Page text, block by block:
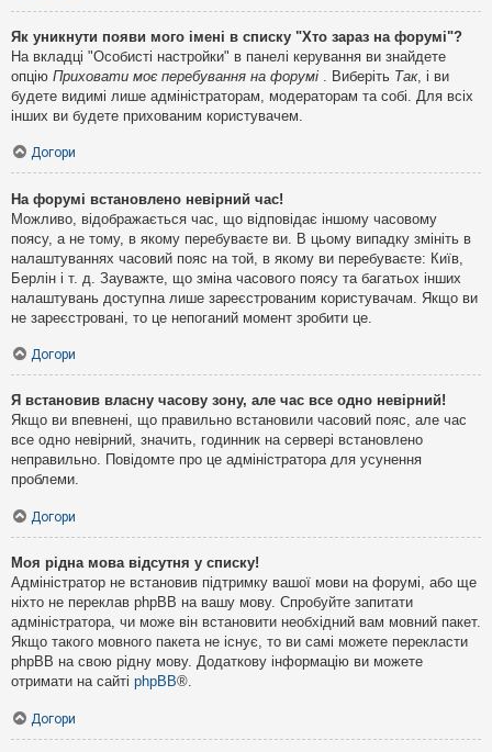
Як уникнути появи мого імені в списку "Хто зараз на форумі"?
На вкладці "Особисті настройки" в панелі керування ви знайдете
опцію Приховати моє перебування на форумі . Виберіть Так, і ви
будете видимі лише адміністраторам, модераторам та собі. Для всіх
інших ви будете прихованим користувачем.
Догори
На форумі встановлено невірний час!
Можливо, відображається час, що відповідає іншому часовому
поясу, а не тому, в якому перебуваєте ви. В цьому випадку змініть в
налаштуваннях часовий пояс на той, в якому ви перебуваєте: Київ,
Берлін і т. д. Зауважте, що зміна часового поясу та багатьох інших
налаштувань доступна лише зареєстрованим користувачам. Якщо ви
не зареєстровані, то це непоганий момент зробити це.
Догори
Я встановив власну часову зону, але час все одно невірний!
Якщо ви впевнені, що правильно встановили часовий пояс, але час
все одно невірний, значить, годинник на сервері встановлено
неправильно. Повідомте про це адміністратора для усунення
проблеми.
Догори
Моя рідна мова відсутня у списку!
Адміністратор не встановив підтримку вашої мови на форумі, або ще
ніхто не переклав phpBB на вашу мову. Спробуйте запитати
адміністратора, чи може він встановити необхідний вам мовний пакет.
Якщо такого мовного пакета не існує, то ви самі можете перекласти
phpBB на свою рідну мову. Додаткову інформацію ви можете
отримати на сайті phpBB®.
Догори